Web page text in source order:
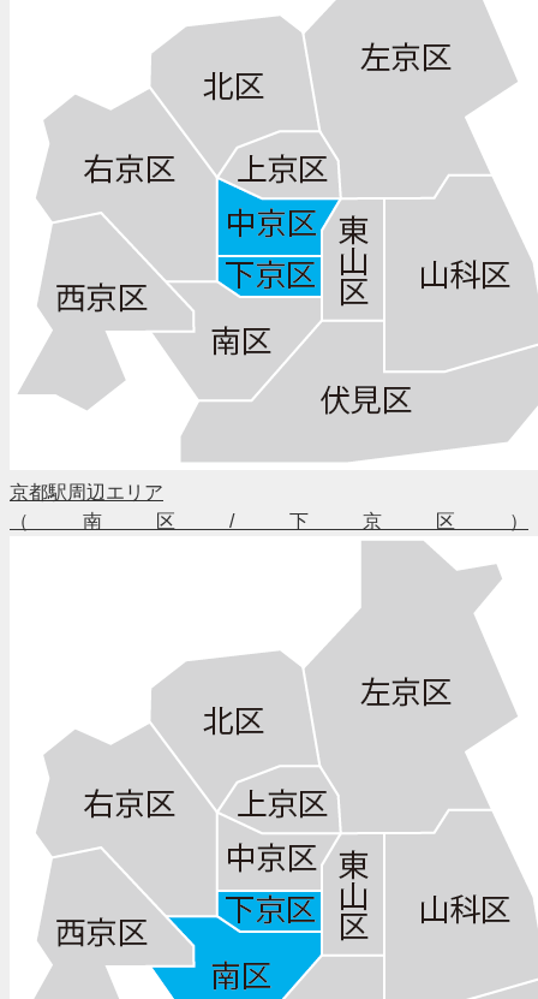
京都駅周辺エリア
（南区/下京区）